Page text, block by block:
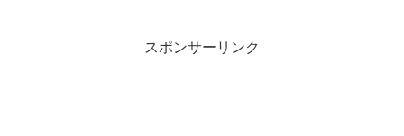
とだった。東京オリンピックで
花火（浜田省吾）作...
スポンサーリンク